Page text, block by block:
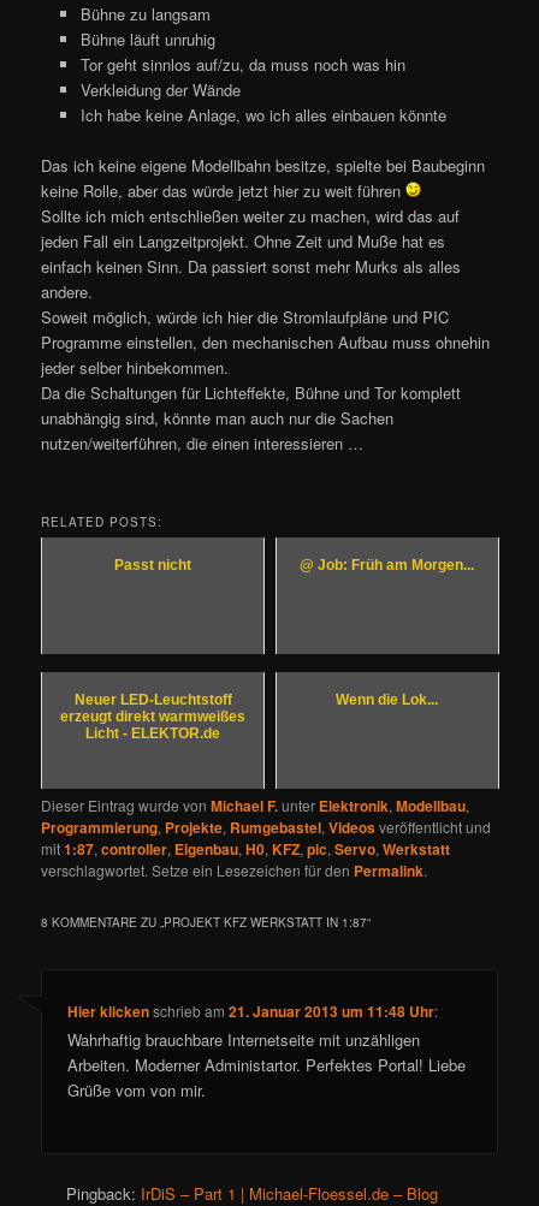
Bühne zu langsam
Bühne läuft unruhig
Tor geht sinnlos auf/zu, da muss noch was hin
Verkleidung der Wände
Ich habe keine Anlage, wo ich alles einbauen könnte
Das ich keine eigene Modellbahn besitze, spielte bei Baubeginn
keine Rolle, aber das würde jetzt hier zu weit führen
Sollte ich mich entschließen weiter zu machen, wird das auf
jeden Fall ein Langzeitprojekt. Ohne Zeit und Muße hat es
einfach keinen Sinn. Da passiert sonst mehr Murks als alles
andere.
Soweit möglich, würde ich hier die Stromlaufpläne und PIC
Programme einstellen, den mechanischen Aufbau muss ohnehin
jeder selber hinbekommen.
Da die Schaltungen für Lichteffekte, Bühne und Tor komplett
unabhängig sind, könnte man auch nur die Sachen
nutzen/weiterführen, die einen interessieren …
RELATED POSTS:
Passt nicht @ Job: Früh am Morgen...
Neuer LED-Leuchtstoff
erzeugt direkt warmweißes
Licht - ELEKTOR.de
Wenn die Lok...
Dieser Eintrag wurde vonMichael F.unter Elektronik,Modellbau,
Programmierung, Projekte, Rumgebastel,Videosveröffentlicht und
mit1:87,controller, Eigenbau,H0,KFZ,pic,Servo,Werkstatt
verschlagwortet. Setze ein Lesezeichen für den Permalink.
8 KOMMENTARE ZU „PROJEKT KFZ WERKSTATT IN 1:87“
Hier klickenschriebam21. Januar 2013 um 11:48 Uhr:
Wahrhaftig brauchbare Internetseite mit unzähligen
Arbeiten. Moderner Administartor. Perfektes Portal! Liebe
Grüße vom von mir.
Pingback: IrDiS – Part 1 | Michael-Floessel.de – Blog